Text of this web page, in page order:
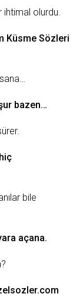
ihtimal olurdu.
Küsme Sözleri
bazen…
bile
açana.